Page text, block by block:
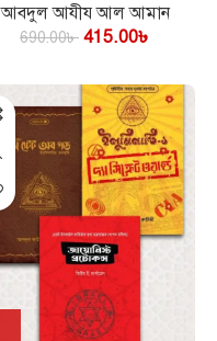
আবদুল আযীয আল আমান
690.00৳ 415.00৳